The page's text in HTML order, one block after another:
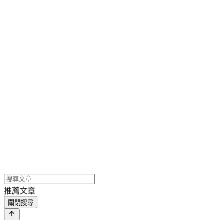
推薦文章
關閉搜尋